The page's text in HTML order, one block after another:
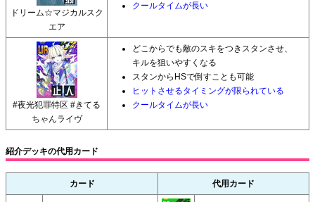
ドリーム☆マジカルスク
エア
クールタイムが長い
#夜光犯罪特区 #きてる
ちゃんライヴ
どこからでも敵のスキをつきスタンさせ、
キルを狙いやすくなる
スタンからHSで倒すことも可能
ヒットさせるタイミングが限られている
クールタイムが長い
紹介デッキの代用カード
カード 代用カード